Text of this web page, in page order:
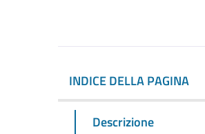
INDICE DELLA PAGINA
Descrizione